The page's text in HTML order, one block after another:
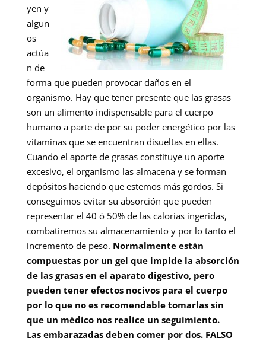
yen y
algun
os
actúa
n de
forma que pueden provocar daños en el
organismo. Hay que tener presente que las grasas
son un alimento indispensable para el cuerpo
humano a parte de por su poder energético por las
vitaminas que se encuentran disueltas en ellas.
Cuando el aporte de grasas constituye un aporte
excesivo, el organismo las almacena y se forman
depósitos haciendo que estemos más gordos. Si
conseguimos evitar su absorción que pueden
representar el 40 ó 50% de las calorías ingeridas,
combatiremos su almacenamiento y por lo tanto el
incremento de peso. Normalmente están
compuestas por un gel que impide la absorción
de las grasas en el aparato digestivo, pero
pueden tener efectos nocivos para el cuerpo
por lo que no es recomendable tomarlas sin
que un médico nos realice un seguimiento.
Las embarazadas deben comer por dos. FALSO